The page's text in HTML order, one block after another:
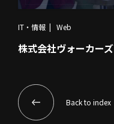
IT・情報 Web
株式会社ヴォーカーズ
Back to index